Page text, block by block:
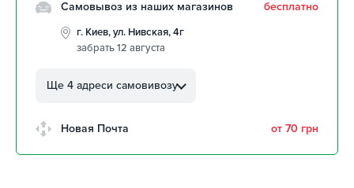
Самовывоз из наших магазинов бесплатно
г. Киев, ул. Нивская, 4г
забрать 12 августа
Автолюбителей, 8а
авторынок
Ще 4 адреси самовивозу
Новая Почта от 70 грн